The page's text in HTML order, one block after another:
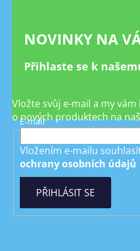
NOVINKY NA
Přihlaste se k
Vložte svůj e-mail a my
o nových produktech na
E-mail
Vložením e-mailu
ochrany osobních údajů
PŘIHLÁSIT SE